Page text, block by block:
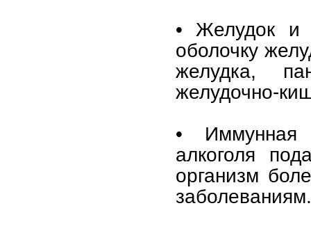
• Желудок и
оболочку
желудка,
желудочно-
• Иммунная
алкоголя
организм
заболеваниям.